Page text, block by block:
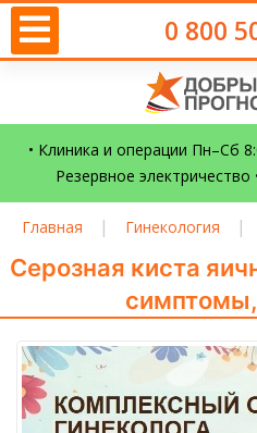
0 800
• Клиника и операции Пн–Сб
Резервное
Главная | Гинекология |
Серозная киста